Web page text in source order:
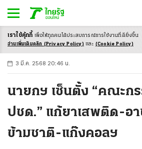
-ก ก ก+
3 มี.ค. 2568 20:46 น.
นายกฯ เซ็นตั้ง “คณะก
ปชด.” แก้ยาเสพติด-อ
ข้ามชาติ-แก๊งคอลฯ
เราใช้คุ้กกี้ เพื่อให้ทุกคนได้ประสบการณ์การใช้งานที่ดียิ่งขึ้น
อ่านเพิ่มเติมคลิก (Privacy Policy) และ (Cookie Policy)